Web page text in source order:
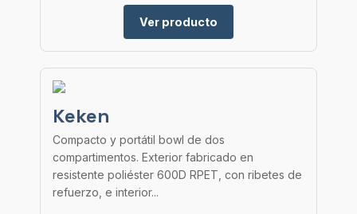
Ver producto
Keken
Compacto y portátil bowl de dos
compartimentos. Exterior fabricado en
resistente poliéster 600D RPET, con ribetes de
refuerzo, e interior...